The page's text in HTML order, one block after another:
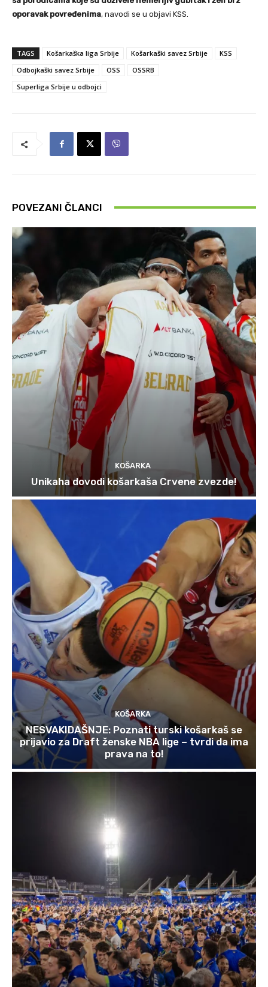
oporavak povređenima, navodi se u objavi KSS.
TAGS Košarkaška liga Srbije Košarkaški savez Srbije
KSS
Odbojkaški savez Srbije
OSS
OSSRB
Superliga Srbije u odbojci
POVEZANI ČLANCI
KOŠARKA
Unikaha dovodi košarkaša Crvene zvezde!
KOŠARKA
NESVAKIDAŠNJE: Poznati turski košarkaš se
prijavio za Draft ženske NBA lige – tvrdi da ima
prava na to!